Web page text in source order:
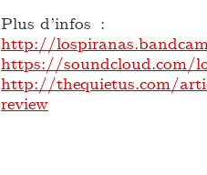
Plus d’infos :
http://
https://soundcloud.com/
http://thequietus.com/
review